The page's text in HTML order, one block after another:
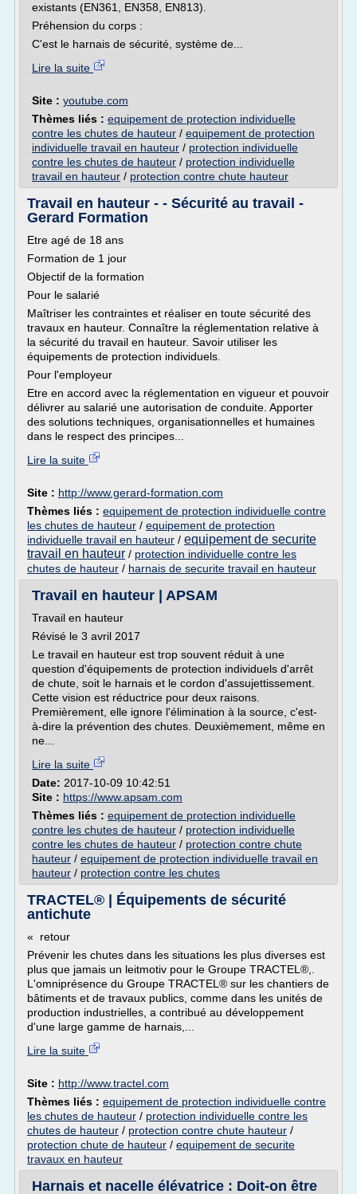
existants (EN361, EN358, EN813).
Préhension du corps :
C'est le harnais de sécurité, système de...
Lire la suite
Site : youtube.com
Thèmes liés : equipement de protection individuelle
contre les chutes de hauteur / equipement de protection
individuelle travail en hauteur / protection individuelle
contre les chutes de hauteur / protection individuelle
travail en hauteur / protection contre chute hauteur
Travail en hauteur - - Sécurité au travail -
Gerard Formation
Etre agé de 18 ans
Formation de 1 jour
Objectif de la formation
Pour le salarié
Maîtriser les contraintes et réaliser en toute sécurité des
travaux en hauteur. Connaître la réglementation relative à
la sécurité du travail en hauteur. Savoir utiliser les
équipements de protection individuels.
Pour l'employeur
Etre en accord avec la réglementation en vigueur et pouvoir
délivrer au salarié une autorisation de conduite. Apporter
des solutions techniques, organisationnelles et humaines
dans le respect des principes...
Lire la suite
Site : http://www.gerard-formation.com
Thèmes liés : equipement de protection individuelle contre
les chutes de hauteur / equipement de protection
individuelle travail en hauteur / equipement de securite
travail en hauteur / protection individuelle contre les
chutes de hauteur / harnais de securite travail en hauteur
Travail en hauteur | APSAM
Travail en hauteur
Révisé le 3 avril 2017
Le travail en hauteur est trop souvent réduit à une
question d'équipements de protection individuels d'arrêt
de chute, soit le harnais et le cordon d'assujettissement.
Cette vision est réductrice pour deux raisons.
Premièrement, elle ignore l'élimination à la source, c'est-
à-dire la prévention des chutes. Deuxièmement, même en
ne...
Lire la suite
Date: 2017-10-09 10:42:51
Site : https://www.apsam.com
Thèmes liés : equipement de protection individuelle
contre les chutes de hauteur / protection individuelle
contre les chutes de hauteur / protection contre chute
hauteur / equipement de protection individuelle travail en
hauteur / protection contre les chutes
TRACTEL® | Équipements de sécurité
antichute
« retour
Prévenir les chutes dans les situations les plus diverses est
plus que jamais un leitmotiv pour le Groupe TRACTEL®,.
L'omniprésence du Groupe TRACTEL® sur les chantiers de
bâtiments et de travaux publics, comme dans les unités de
production industrielles, a contribué au développement
d'une large gamme de harnais,...
Lire la suite
Site : http://www.tractel.com
Thèmes liés : equipement de protection individuelle contre
les chutes de hauteur / protection individuelle contre les
chutes de hauteur / protection contre chute hauteur /
protection chute de hauteur / equipement de securite
travaux en hauteur
Harnais et nacelle élévatrice : Doit-on être